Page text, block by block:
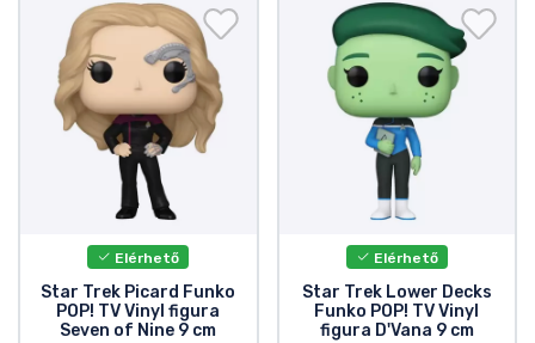
Elérhető
Star Trek Picard Funko
POP! TV Vinyl figura
Seven of Nine 9 cm
Elérhető
Star Trek Lower Decks
Funko POP! TV Vinyl
figura D'Vana 9 cm